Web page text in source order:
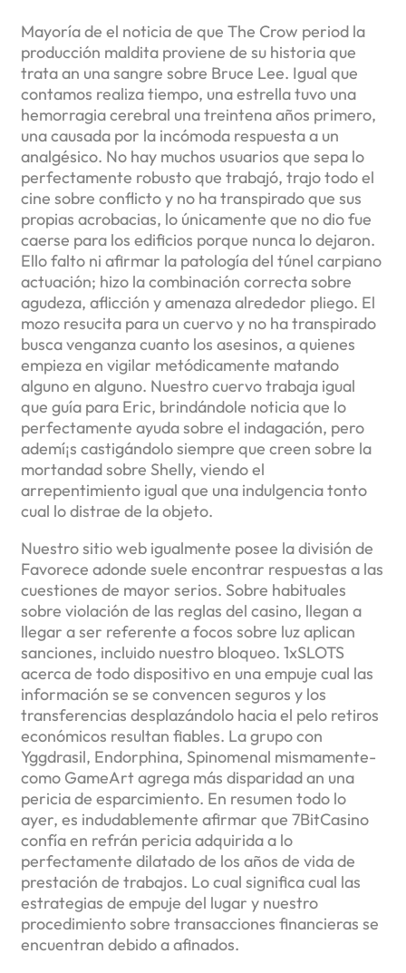
Mayoría de el noticia de que The Crow period la
producción maldita proviene de su historia que
trata an una sangre sobre Bruce Lee. Igual que
contamos realiza tiempo, una estrella tuvo una
hemorragia cerebral una treintena años primero,
una causada por la incómoda respuesta a un
analgésico. No hay muchos usuarios que sepa lo
perfectamente robusto que trabajó, trajo todo el
cine sobre conflicto y no ha transpirado que sus
propias acrobacias, lo únicamente que no dio fue
caerse para los edificios porque nunca lo dejaron.
Ello falto ni afirmar la patologí­a del túnel carpiano
actuación; hizo la combinación correcta sobre
agudeza, aflicción y amenaza alrededor pliego. El
mozo resucita para un cuervo y no ha transpirado
busca venganza cuanto los asesinos, a quienes
empieza en vigilar metódicamente matando
alguno en alguno. Nuestro cuervo trabaja igual
que guía para Eric, brindándole noticia que lo
perfectamente ayuda sobre el indagación, pero
ademí¡s castigándolo siempre que creen sobre la
mortandad sobre Shelly, viendo el
arrepentimiento igual que una indulgencia tonto
cual lo distrae de la objeto.
Nuestro sitio web igualmente posee la división de
Favorece adonde suele encontrar respuestas a las
cuestiones de mayor serios. Sobre habituales
sobre violación de las reglas del casino, llegan a
llegar a ser referente a focos sobre luz aplican
sanciones, incluido nuestro bloqueo. 1xSLOTS
acerca de todo dispositivo en una empuje cual las
información se se convencen seguros y los
transferencias desplazándolo hacia el pelo retiros
económicos resultan fiables. La grupo con
Yggdrasil, Endorphina, Spinomenal mismamente­
como GameArt agrega más disparidad an una
pericia de esparcimiento. En resumen todo lo
ayer, es indudablemente afirmar que 7BitCasino
confía en refrán pericia adquirida a lo
perfectamente dilatado de los años de vida de
prestación de trabajos. Lo cual significa cual las
estrategias de empuje del lugar y nuestro
procedimiento sobre transacciones financieras se
encuentran debido a afinados.